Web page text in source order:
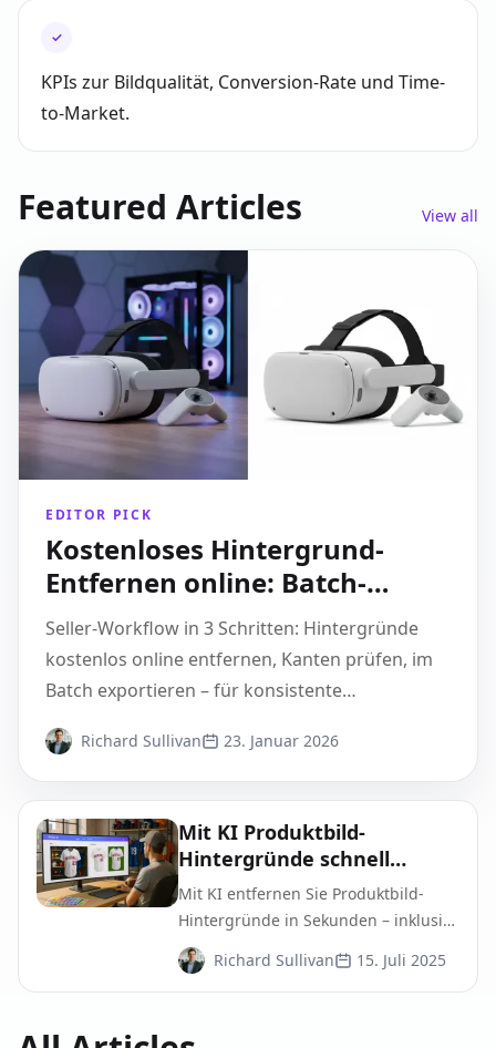
✓
KPIs zur Bildqualität, Conversion-Rate und Time-
to-Market.
Featured Articles View all
EDITOR PICK
Kostenloses Hintergrund-
Entfernen online: Batch-
Vorbereitung für Marktplätze
Seller-Workflow in 3 Schritten: Hintergründe
kostenlos online entfernen, Kanten prüfen, im
Batch exportieren – für konsistente
Richard Sullivan 23. Januar 2026
Mit KI Produktbild-
Hintergründe schnell
entfernen: Praxisleitfaden
für Onlinehändler
Mit KI entfernen Sie Produktbild-
Hintergründe in Sekunden – inklusive
Richtlinien 2025, Batch-Workflow und
Export-Checkliste für Amazon,
Shopee & TikTok.
Richard Sullivan 15. Juli 2025